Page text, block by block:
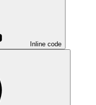
Inline code